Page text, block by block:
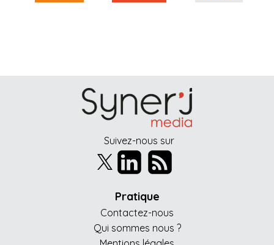
Suivez-nous sur
Pratique
Contactez-nous
Qui sommes nous ?